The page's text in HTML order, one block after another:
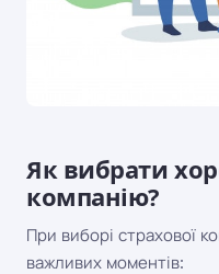
Як вибрати
компанію?
При виборі страхової
важливих моментів: